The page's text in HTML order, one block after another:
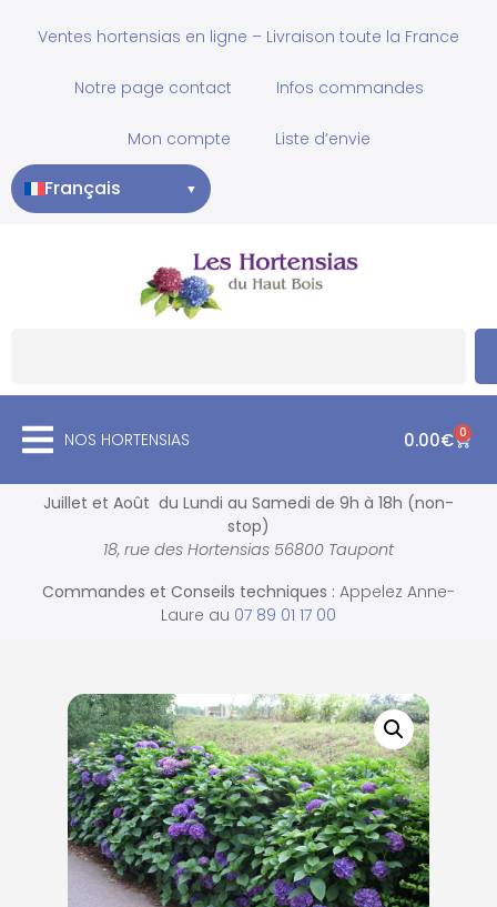
Ventes hortensias en ligne – Livraison toute la France
Notre page contact Infos commandes
Mon compte Liste d’envie
Français ▼
NOS HORTENSIAS 0.00€ 0
Juillet et Août du Lundi au Samedi de 9h à 18h (non-
stop)
18, rue des Hortensias 56800 Taupont
Commandes et Conseils techniques : Appelez Anne-
Laure au 07 89 01 17 00